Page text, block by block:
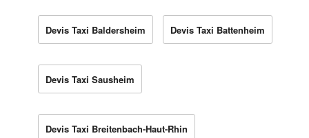
Devis Taxi Baldersheim Devis Taxi Battenheim
Devis Taxi Sausheim
Devis Taxi Breitenbach-Haut-Rhin